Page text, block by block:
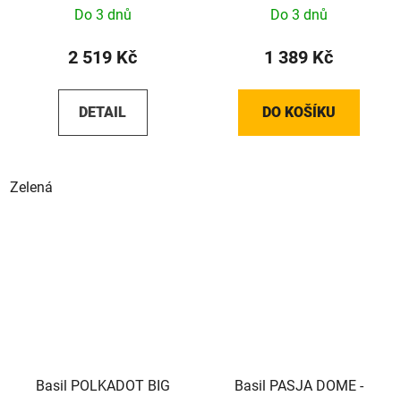
Do 3 dnů
2 519 Kč
DETAIL
Zelená
Do 3 dnů
1 389 Kč
DO KOŠÍKU
Basil POLKADOT BIG
Basil PASJA DOME -